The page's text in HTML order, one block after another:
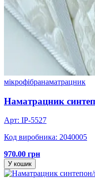
мікрофібранаматрацник
Наматрацник
Арт: IP-5527
Код виробника: 2040005
970.00 грн
У кошик